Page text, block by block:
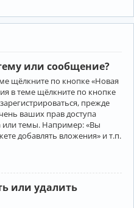
или сообщение?
щёлкните по кнопке «Новая
в теме щёлкните по кнопке
прежде
ваших прав доступа
или темы. Например: «Вы
добавлять вложения» и т.п.
или удалить